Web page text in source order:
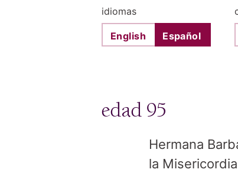
idiomas
English Español
edad 95
Hermana
la